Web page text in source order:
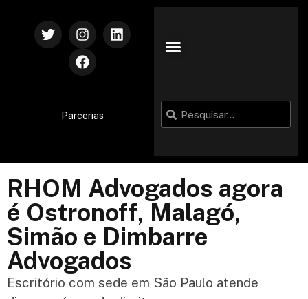
Parcerias
RHOM Advogados agora
é Ostronoff, Malagó,
Simão e Dimbarre
Advogados
Escritório com sede em São Paulo atende